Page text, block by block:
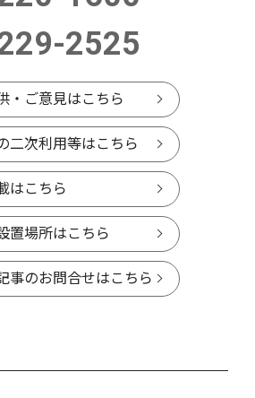
2525
・ご意見はこちら
二次利用等はこちら
はこちら
置場所はこちら
事のお問合せはこちら